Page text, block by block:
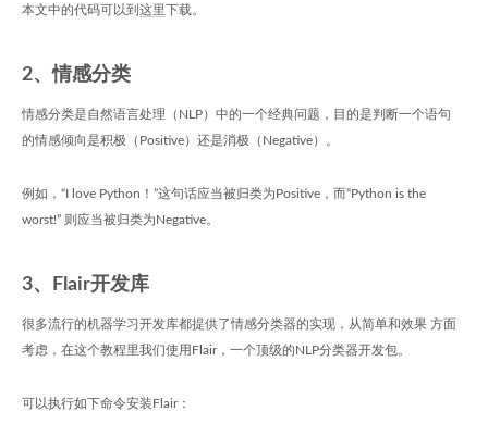
本文中的代码可以到 这里下载。
2、情感分类
情感分类是自然语言处理（NLP）中的一个经典问题，目的是判断一个语句
的情感倾向是积极（Positive）还是消极（Negative）。
例如，“I love Python！”这句话应当被归类为Positive，而“Python is the
worst!” 则应当被归类为Negative。
3、Flair开发库
很多流行的机器学习开发库都提供了情感分类器的实现，从简单和效果 方面
考虑，在这个教程里我们使用Flair，一个顶级的NLP分类器开发包。
可以执行如下命令安装Flair：